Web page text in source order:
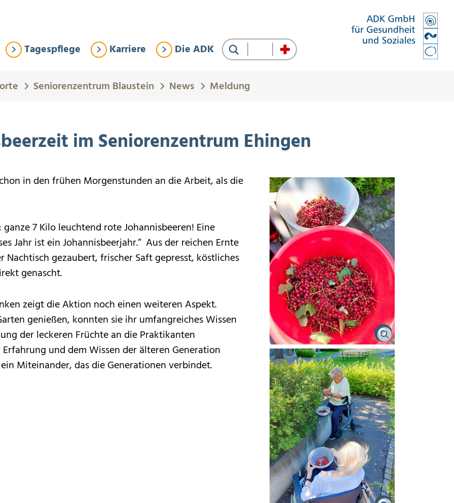
Tagespflege Karriere Die ADK Suche
Seniorenzentrum Blaustein News Meldung
im Seniorenzentrum Ehingen
in den frühen Morgenstunden an die Arbeit, als die
7 Kilo leuchtend rote Johannisbeeren! Eine
Jahr ist ein Johannisbeerjahr.“ Aus der reichen Ernte
Nachtisch gezaubert, frischer Saft gepresst, köstliches
genascht.
zeigt die Aktion noch einen weiteren Aspekt.
genießen, konnten sie ihr umfangreiches Wissen
der leckeren Früchte an die Praktikanten
und dem Wissen der älteren Generation
Miteinander, das die Generationen verbindet.